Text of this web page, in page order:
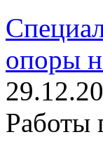
опоры
Работы